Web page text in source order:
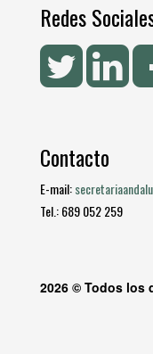
Redes
Contacto
E-mail:
Tel.: 689 052 259
2026 © Todos los